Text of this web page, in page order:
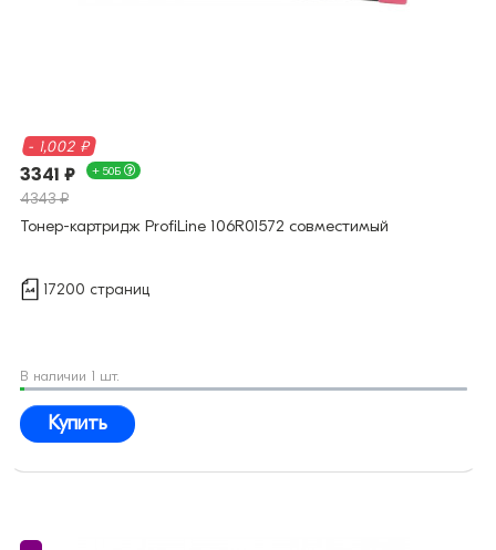
- 1,002 ₽
3341 ₽ + 50Б
4343 ₽
Тонер-картридж ProfiLine 106R01572 совместимый
17200 страниц
В наличии 1 шт.
Купить